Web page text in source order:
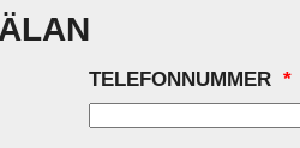
TELEFONNUMMER *